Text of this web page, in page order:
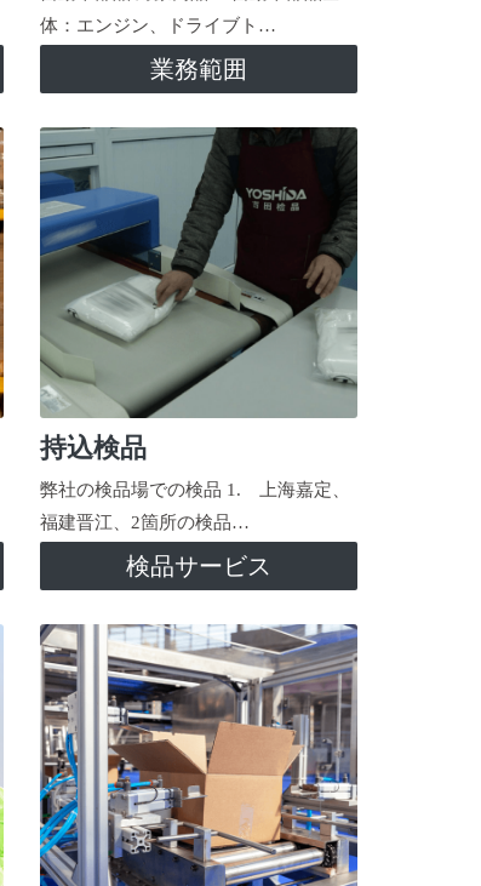
体：エンジン、ドライブト…
業務範囲
持込検品
弊社の検品場での検品 1. 上海嘉定、
福建晋江、2箇所の検品…
検品サービス